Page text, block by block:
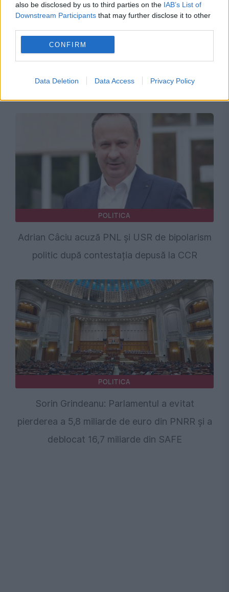
also be disclosed by us to third parties on the IAB’s List of
Downstream Participants that may further disclose it to other
CONFIRM
Data Deletion Data Access Privacy Policy
ACTUALITATE
Meta este acuzată că nu ține cont de
POLITICA
Adrian Câciu acuză PNL și USR de bipolarism
politic după contestația depusă la CCR
POLITICA
Sorin Grindeanu: Parlamentul a evitat
pierderea a 5,8 miliarde de euro din PNRR și a
deblocat 16,7 miliarde din SAFE